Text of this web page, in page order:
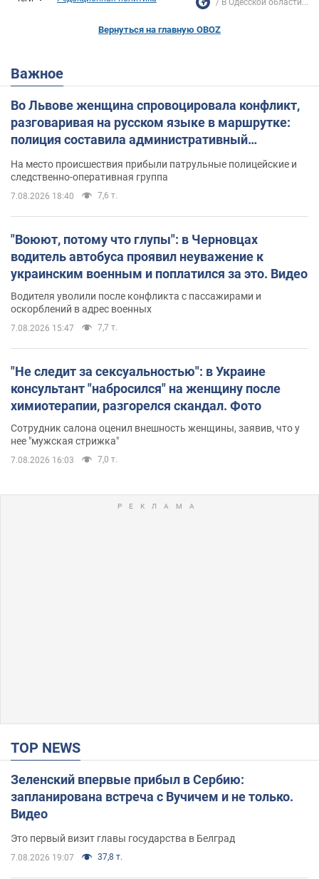
Вернуться на главную OBOZ
Важное
Во Львове женщина спровоцировала конфликт,
разговаривая на русском языке в маршрутке:
полиция составила административный
На место происшествия прибыли патрульные полицейские и
следственно-оперативная группа
7.08.2026 18:40 7,6 т.
"Воюют, потому что глупы": в Черновцах
водитель автобуса проявил неуважение к
украинским военным и поплатился за это. Видео
Водителя уволили после конфликта с пассажирами и
оскорблений в адрес военных
7.08.2026 15:47 7,7 т.
"Не следит за сексуальностью": в Украине
консультант "набросился" на женщину после
химиотерапии, разгорелся скандал. Фото
Сотрудник салона оценил внешность женщины, заявив, что у
нее "мужская стрижка"
7.08.2026 16:03 7,0 т.
TOP NEWS
Зеленский впервые прибыл в Сербию:
запланирована встреча с Вучичем и не только.
Видео
Это первый визит главы государства в Белград
7.08.2026 19:07 37,8 т.